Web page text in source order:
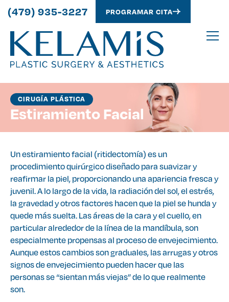
(479) 935-3227 PROGRAMAR CITA
CIRUGÍA PLÁSTICA
Estiramiento Facial
Un estiramiento facial (ritidectomía) es un
procedimiento quirúrgico diseñado para suavizar y
reafirmar la piel, proporcionando una apariencia fresca y
juvenil. A lo largo de la vida, la radiación del sol, el estrés,
la gravedad y otros factores hacen que la piel se hunda y
quede más suelta. Las áreas de la cara y el cuello, en
particular alrededor de la línea de la mandíbula, son
especialmente propensas al proceso de envejecimiento.
Aunque estos cambios son graduales, las arrugas y otros
signos de envejecimiento pueden hacer que las
personas se “sientan más viejas” de lo que realmente
son.